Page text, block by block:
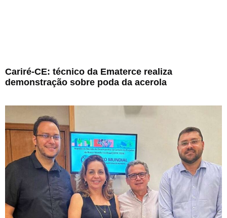
Cariré-CE: técnico da Ematerce realiza
demonstração sobre poda da acerola